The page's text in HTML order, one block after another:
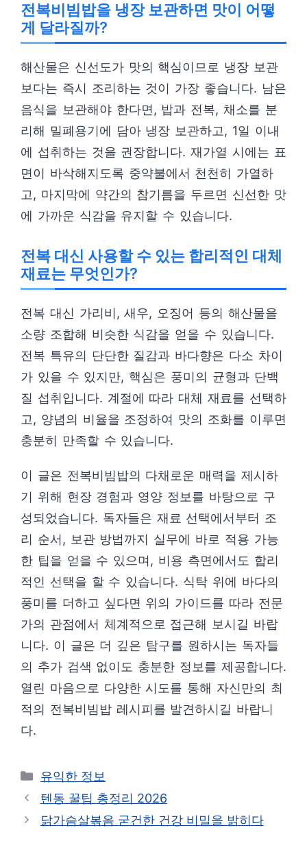
전복비빔밥을 냉장 보관하면 맛이 어떻
게 달라질까?
해산물은 신선도가 맛의 핵심이므로 냉장 보관
보다는 즉시 조리하는 것이 가장 좋습니다. 남은
음식을 보관해야 한다면, 밥과 전복, 채소를 분
리해 밀폐용기에 담아 냉장 보관하고, 1일 이내
에 섭취하는 것을 권장합니다. 재가열 시에는 표
면이 바삭해지도록 중약불에서 천천히 가열하
고, 마지막에 약간의 참기름을 두르면 신선한 맛
에 가까운 식감을 유지할 수 있습니다.
전복 대신 사용할 수 있는 합리적인 대체
재료는 무엇인가?
전복 대신 가리비, 새우, 오징어 등의 해산물을
소량 조합해 비슷한 식감을 얻을 수 있습니다.
전복 특유의 단단한 질감과 바다향은 다소 차이
가 있을 수 있지만, 핵심은 풍미의 균형과 단백
질 섭취입니다. 계절에 따라 대체 재료를 선택하
고, 양념의 비율을 조정하여 맛의 조화를 이루면
충분히 만족할 수 있습니다.
이 글은 전복비빔밥의 다채로운 매력을 제시하
기 위해 현장 경험과 영양 정보를 바탕으로 구
성되었습니다. 독자들은 재료 선택에서부터 조
리 순서, 보관 방법까지 실무에 바로 적용 가능
한 팁을 얻을 수 있으며, 비용 측면에서도 합리
적인 선택을 할 수 있습니다. 식탁 위에 바다의
풍미를 더하고 싶다면 위의 가이드를 따라 전문
가의 관점에서 체계적으로 접근해 보시길 바랍
니다. 이 글은 더 깊은 탐구를 원하시는 독자들
의 추가 검색 없이도 충분한 정보를 제공합니다.
열린 마음으로 다양한 시도를 통해 자신만의 최
적의 전복비빔밥 레시피를 발견하시길 바랍니
다.
카
테
리
유익한 정보
텐동 꿀팁 총정리 2026
닭가슴살볶음 굳건한 건강 비밀을 밝히다